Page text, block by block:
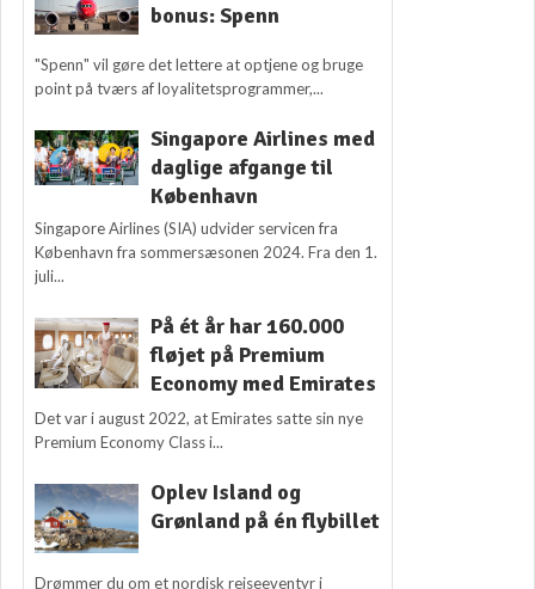
bonus: Spenn
"Spenn" vil gøre det lettere at optjene og bruge
point på tværs af loyalitetsprogrammer,...
Singapore Airlines med
daglige afgange til
København
Singapore Airlines (SIA) udvider servicen fra
København fra sommersæsonen 2024. Fra den 1.
juli...
På ét år har 160.000
fløjet på Premium
Economy med Emirates
Det var i august 2022, at Emirates satte sin nye
Premium Economy Class i...
Oplev Island og
Grønland på én flybillet
Drømmer du om et nordisk rejseeventyr i